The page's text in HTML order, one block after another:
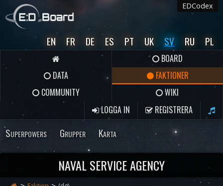
EDCodex
EN FR DE ES PT UK SV RU PL
BOARD
DATA
FAKTIONER
COMMUNITY
WIKI
LOGGA IN
REGISTRERA
Superpowers Grupper Karta
NAVAL SERVICE AGENCY